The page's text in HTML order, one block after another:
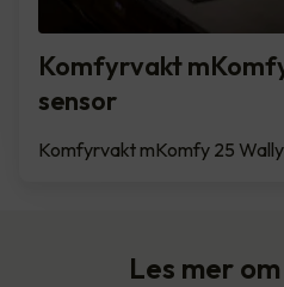
Komfyrvakt
sensor
Komfyrvakt mKomfy 25
Les mer